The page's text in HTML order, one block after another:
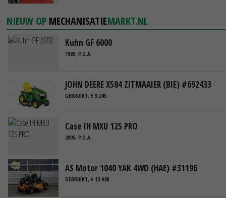
NIEUW OP MECHANISATIEMARKT.NL
Kuhn GF 6000
1989, P.O.A.
JOHN DEERE X584 ZITMAAIER (BIE) #692433
GEBRUIKT, € 9.245
Case IH MXU 125 PRO
2005, P.O.A.
AS Motor 1040 YAK 4WD (HAE) #31196
GEBRUIKT, € 13.948